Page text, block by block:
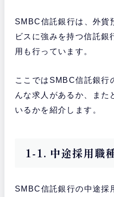
SMBC信託銀行は、外貨
ビスに強みを持つ信託銀
用も行っています。
ここではSMBC信託銀行
んな求人があるか、また
いるかを紹介します。
1-1. 中途採用職
SMBC信託銀行の中途採